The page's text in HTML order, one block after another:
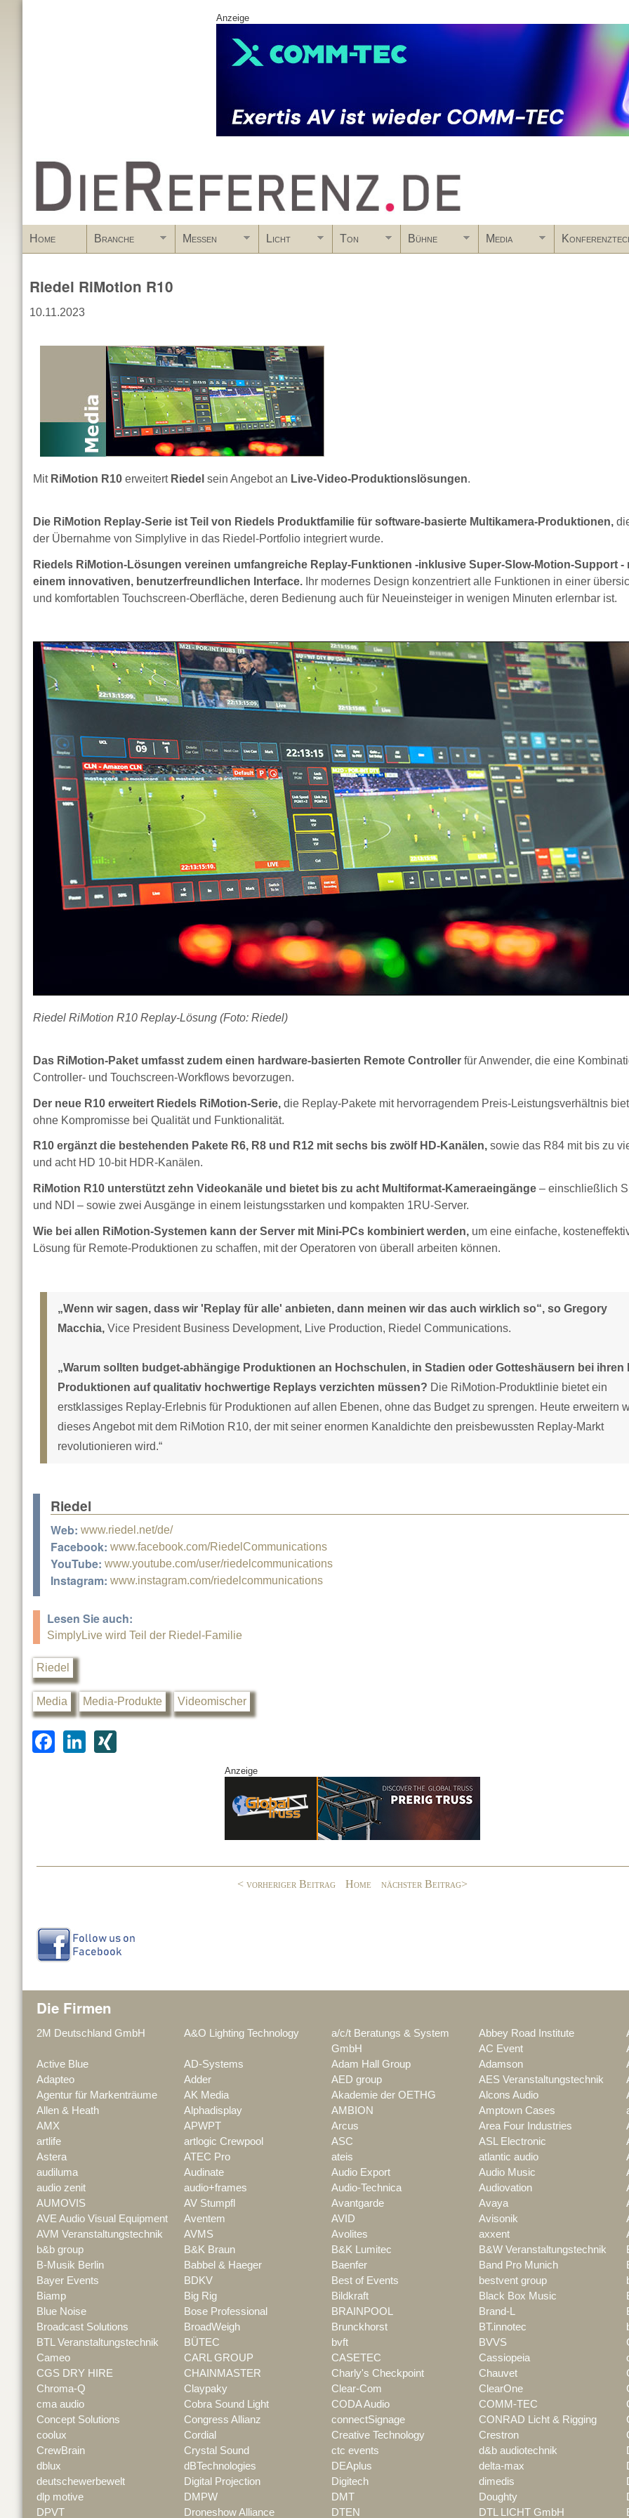
Anzeige
www.DieReferenz.de
Home Branche Messen Licht Ton Bühne Media
Riedel RiMotion R10
10.11.2023
Mit RiMotion R10 erweitert Riedel sein Angebot an Live-Video-Produktionslösungen.
Die RiMotion Replay-Serie ist Teil von Riedels Produktfamilie für software-basierte Multikamera-Produktionen,
der Übernahme von Simplylive in das Riedel-Portfolio integriert wurde.
Riedels RiMotion-Lösungen vereinen umfangreiche Replay-Funktionen -inklusive Super-Slow-Motion-Support -
einem innovativen, benutzerfreundlichen Interface. Ihr modernes Design konzentriert alle Funktionen in einer
und komfortablen Touchscreen-Oberfläche, deren Bedienung auch für Neueinsteiger in wenigen Minuten erlernbar ist.
Riedel RiMotion R10 Replay-Lösung (Foto: Riedel)
Das RiMotion-Paket umfasst zudem einen hardware-basierten Remote Controller für Anwender, die eine
Controller- und Touchscreen-Workflows bevorzugen.
Der neue R10 erweitert Riedels RiMotion-Serie, die Replay-Pakete mit hervorragendem Preis-Leistungsverhältnis
ohne Kompromisse bei Qualität und Funktionalität.
R10 ergänzt die bestehenden Pakete R6, R8 und R12 mit sechs bis zwölf HD-Kanälen, sowie das R84 mit bis zu
und acht HD 10-bit HDR-Kanälen.
RiMotion R10 unterstützt zehn Videokanäle und bietet bis zu acht Multiformat-Kameraeingänge – einschließlich
und NDI – sowie zwei Ausgänge in einem leistungsstarken und kompakten 1RU-Server.
Wie bei allen RiMotion-Systemen kann der Server mit Mini-PCs kombiniert werden, um eine einfache,
Lösung für Remote-Produktionen zu schaffen, mit der Operatoren von überall arbeiten können.
„Wenn wir sagen, dass wir 'Replay für alle' anbieten, dann meinen wir das auch wirklich so“, so Gregory
Macchia, Vice President Business Development, Live Production, Riedel Communications.
„Warum sollten budget-abhängige Produktionen an Hochschulen, in Stadien oder Gotteshäusern bei ihren
Produktionen auf qualitativ hochwertige Replays verzichten müssen? Die RiMotion-Produktlinie bietet ein
erstklassiges Replay-Erlebnis für Produktionen auf allen Ebenen, ohne das Budget zu sprengen. Heute erweitern
dieses Angebot mit dem RiMotion R10, der mit seiner enormen Kanaldichte den preisbewussten Replay-Markt
revolutionieren wird.“
Riedel
Web: www.riedel.net/de/
Facebook: www.facebook.com/RiedelCommunications
YouTube: www.youtube.com/user/riedelcommunications
Instagram: www.instagram.com/riedelcommunications
Lesen Sie auch:
SimplyLive wird Teil der Riedel-Familie
Riedel
Media Media-Produkte Videomischer
F
o
Li
Anzeige
< vorheriger Beitrag Home nächster Beitrag>
Die Firmen
2M Deutschland GmbH A&O Lighting Technology
a/c/t Beratungs & System
GmbH
Abbey Road Institute
AC Event
Active Blue
AD-Systems Adam Hall Group Adamson
Adapteo
Adder AED group AES Veranstaltungstechnik
Agentur für Markenträume
AK Media Akademie der OETHG Alcons Audio
Allen & Heath
Alphadisplay AMBION Amptown Cases
AMX
APWPT Arcus Area Four Industries
artlife
artlogic Crewpool ASC ASL Electronic
Astera
ATEC Pro ateis atlantic audio
audiluma
Audinate Audio Export Audio Music
audio zenit
audio+frames Audio-Technica Audiovation
AUMOVIS
AV Stumpfl Avantgarde Avaya
AVE Audio Visual Equipment
Aventem AVID Avisonik
AVM Veranstaltungstechnik
AVMS Avolites axxent
b&b group
B&K Braun B&K Lumitec B&W Veranstaltungstechnik
B-Musik Berlin
Babbel & Haeger Baenfer Band Pro Munich
Bayer Events
BDKV Best of Events bestvent group
Biamp
Big Rig Bildkraft Black Box Music
Blue Noise
Bose Professional BRAINPOOL Brand-L
Broadcast Solutions
BroadWeigh Brunckhorst BT.innotec
BTL Veranstaltungstechnik
BÜTEC bvft BVVS
Cameo
CARL GROUP CASETEC Cassiopeia
CGS DRY HIRE
CHAINMASTER Charly's Checkpoint Chauvet
Chroma-Q
Claypaky Clear-Com ClearOne
cma audio
Cobra Sound Light CODA Audio COMM-TEC
Concept Solutions
Congress Allianz connectSignage CONRAD Licht & Rigging
coolux
Cordial Creative Technology Crestron
CrewBrain
Crystal Sound ctc events d&b audiotechnik
dblux
dBTechnologies DEAplus delta-max
deutschewerbewelt
Digital Projection Digitech dimedis
dlp motive
DMPW DMT Doughty
DPVT
Droneshow Alliance DTEN DTL LICHT GmbH